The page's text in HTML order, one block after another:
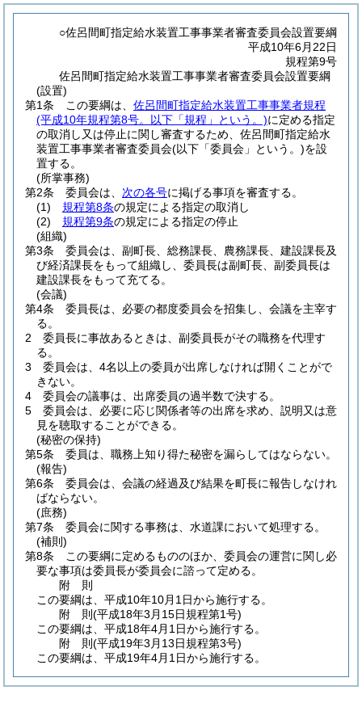
○佐呂間町指定給水装置工事事業者審査委員会設置要綱
平成10年6月22日
規程第9号
佐呂間町指定給水装置工事事業者審査委員会設置要綱
(設置)
第1条
この要綱は、 佐呂間町指定給水装置工事事業者規程
(平成10年規程第8号。以下「規程」という。)に定める指定
の取消し又は停止に関し審査するため、佐呂間町指定給水
装置工事事業者審査委員会(以下「委員会」という。)を設
置する。
(所掌事務)
第2条
委員会は、 次の各号に掲げる事項を審査する。
(1)
規程第8条の規定による指定の取消し
(2)
規程第9条の規定による指定の停止
(組織)
第3条
委員会は、副町長、総務課長、農務課長、建設課長及
び経済課長をもって組織し、委員長は副町長、副委員長は
建設課長をもって充てる。
(会議)
第4条
委員長は、必要の都度委員会を招集し、会議を主宰す
る。
2
委員長に事故あるときは、副委員長がその職務を代理す
る。
3
委員会は、4名以上の委員が出席しなければ開くことがで
きない。
4
委員会の議事は、出席委員の過半数で決する。
5
委員会は、必要に応じ関係者等の出席を求め、説明又は意
見を聴取することができる。
(秘密の保持)
第5条
委員は、職務上知り得た秘密を漏らしてはならない。
(報告)
第6条
委員会は、会議の経過及び結果を町長に報告しなけれ
ばならない。
(庶務)
第7条
委員会に関する事務は、水道課において処理する。
(補則)
第8条
この要綱に定めるもののほか、委員会の運営に関し必
要な事項は委員長が委員会に諮って定める。
附 則
この要綱は、平成10年10月1日から施行する。
附 則(平成18年3月15日規程第1号)
この要綱は、平成18年4月1日から施行する。
附 則(平成19年3月13日規程第3号)
この要綱は、平成19年4月1日から施行する。